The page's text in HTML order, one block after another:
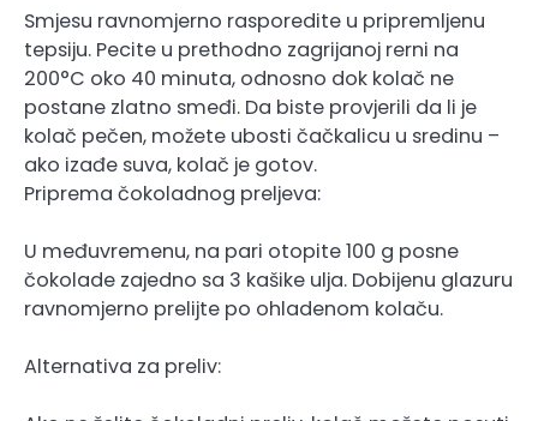
Smjesu ravnomjerno rasporedite u pripremljenu
tepsiju. Pecite u prethodno zagrijanoj rerni na
200°C oko 40 minuta, odnosno dok kolač ne
postane zlatno smeđi. Da biste provjerili da li je
kolač pečen, možete ubosti čačkalicu u sredinu –
ako izađe suva, kolač je gotov.
Priprema čokoladnog preljeva:
U međuvremenu, na pari otopite 100 g posne
čokolade zajedno sa 3 kašike ulja. Dobijenu glazuru
ravnomjerno prelijte po ohladenom kolaču.
Alternativa za preliv: